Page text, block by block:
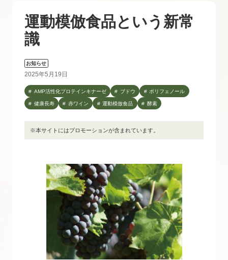
運動模倣食品という新常
識
お知らせ
2025年5月19日
AMP活性化プロテインキナーゼ ブドウ ポリフェノール
健康長寿 赤ワイン 運動模倣食品 酵素
※本サイトにはプロモーションが含まれています。